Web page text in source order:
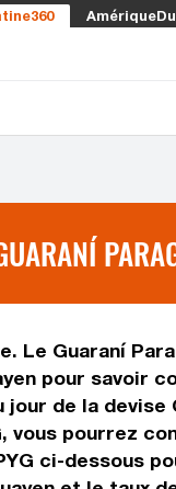
Le Guaraní
pour savoir
de la
vous pourrez
ci-dessous